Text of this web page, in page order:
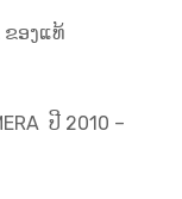
ຂອງແທ້
ປີ 2010 –